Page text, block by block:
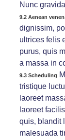
Nunc
9.2 Aenean
dignissim,
ultrices felis
purus, quis
a massa in
9.3 Scheduling
tristique
laoreet
laoreet
quis, blandit
malesuada